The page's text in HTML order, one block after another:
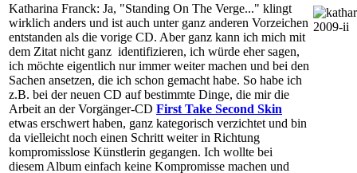
Katharina Franck: Ja, "Standing On The Verge..." klingt
wirklich anders und ist auch unter ganz anderen Vorzeichen
entstanden als die vorige CD. Aber ganz kann ich mich mit
dem Zitat nicht ganz identifizieren, ich würde eher sagen,
ich möchte eigentlich nur immer weiter machen und bei den
Sachen ansetzen, die ich schon gemacht habe. So habe ich
z.B. bei der neuen CD auf bestimmte Dinge, die mir die
Arbeit an der Vorgänger-CD First Take Second Skin
etwas erschwert haben, ganz kategorisch verzichtet und bin
da vielleicht noch einen Schritt weiter in Richtung
kompromisslose Künstlerin gegangen. Ich wollte bei
diesem Album einfach keine Kompromisse machen und